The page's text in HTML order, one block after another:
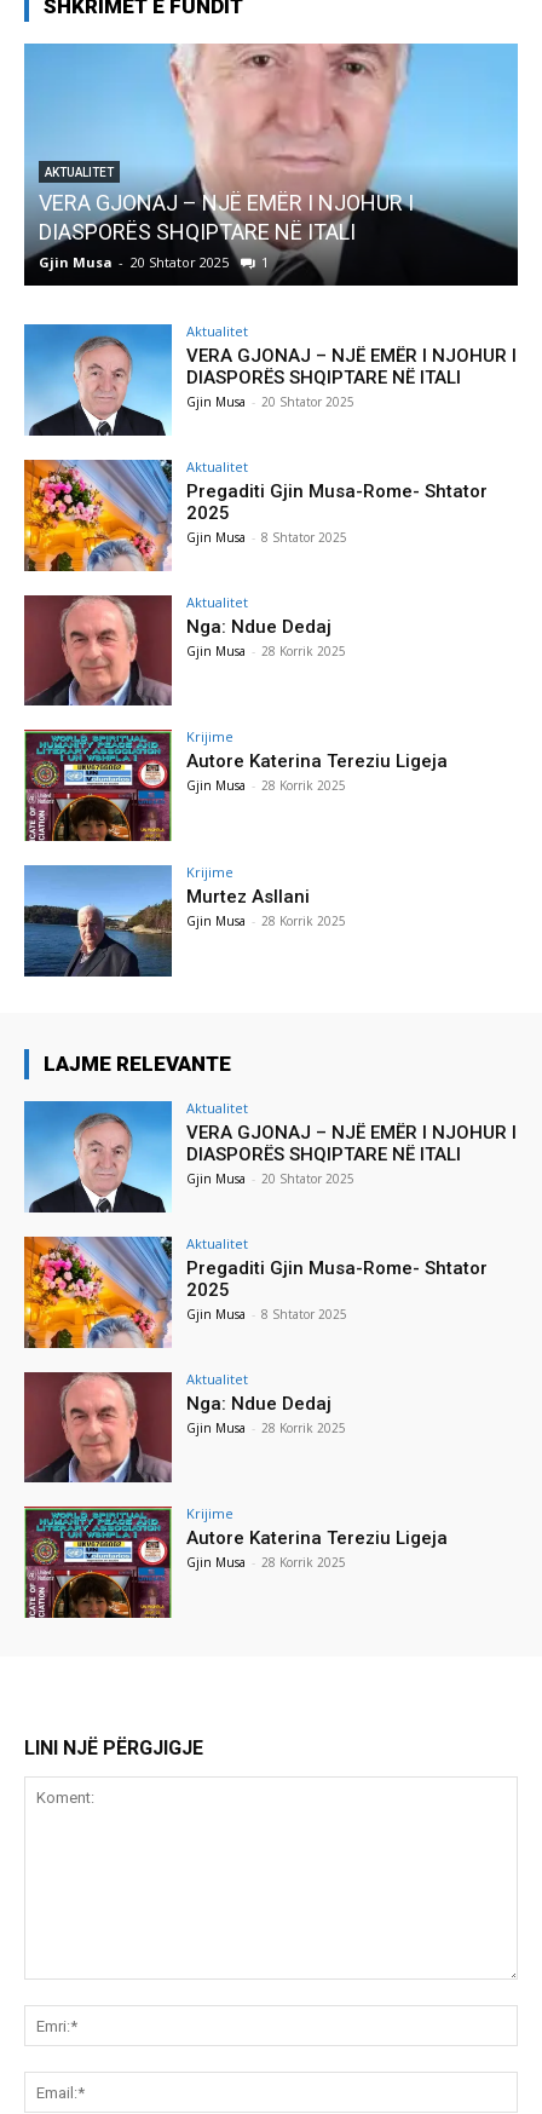
SHKRIMET E FUNDIT
AKTUALITET
VERA GJONAJ – NJË EMËR I NJOHUR I
DIASPORËS SHQIPTARE NË ITALI
Gjin Musa - 20 Shtator 2025 1
Aktualitet
VERA GJONAJ – NJË EMËR I NJOHUR I
DIASPORËS SHQIPTARE NË ITALI
Gjin Musa - 20 Shtator 2025
Aktualitet
Pregaditi Gjin Musa-Rome- Shtator
2025
Gjin Musa - 8 Shtator 2025
Aktualitet
Nga: Ndue Dedaj
Gjin Musa - 28 Korrik 2025
Krijime
Autore Katerina Tereziu Ligeja
Gjin Musa - 28 Korrik 2025
Krijime
Murtez Asllani
Gjin Musa - 28 Korrik 2025
LAJME RELEVANTE
Aktualitet
VERA GJONAJ – NJË EMËR I NJOHUR I
DIASPORËS SHQIPTARE NË ITALI
Gjin Musa - 20 Shtator 2025
Aktualitet
Pregaditi Gjin Musa-Rome- Shtator
2025
Gjin Musa - 8 Shtator 2025
Aktualitet
Nga: Ndue Dedaj
Gjin Musa - 28 Korrik 2025
Krijime
Autore Katerina Tereziu Ligeja
Gjin Musa - 28 Korrik 2025
LINI NJË PËRGJIGJE